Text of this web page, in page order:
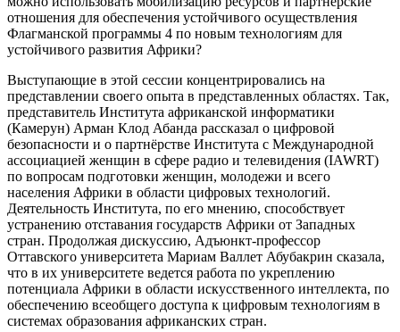
отношения для обеспечения устойчивого осуществления
Флагманской программы 4 по новым технологиям для
устойчивого развития Африки?
Выступающие в этой сессии концентрировались на
представлении своего опыта в представленных областях. Так,
представитель Института африканской информатики
(Камерун) Арман Клод Абанда рассказал о цифровой
безопасности и о партнёрстве Института с Международной
ассоциацией женщин в сфере радио и телевидения (IAWRT)
по вопросам подготовки женщин, молодежи и всего
населения Африки в области цифровых технологий.
Деятельность Института, по его мнению, способствует
устранению отставания государств Африки от Западных
стран. Продолжая дискуссию, Адъюнкт-профессор
Оттавского университета Мариам Валлет Абубакрин сказала,
что в их университете ведется работа по укреплению
потенциала Африки в области искусственного интеллекта, по
обеспечению всеобщего доступа к цифровым технологиям в
системах образования африканских стран.